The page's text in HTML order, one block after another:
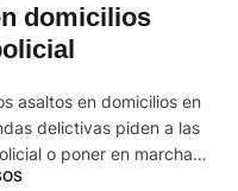
domicilios
asaltos en domicilios en
delictivas piden a las
o poner en marcha
robos han sido